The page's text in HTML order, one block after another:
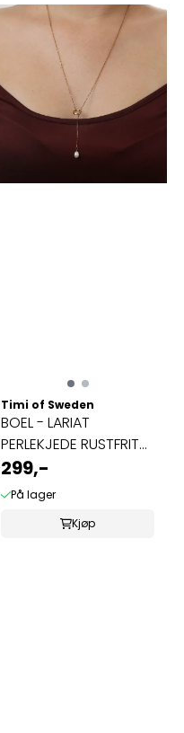
Timi of Sweden
BOEL - LARIAT
PERLEKJEDE RUSTFRITT
STÅL GOLD
299,-
På lager
Kjøp